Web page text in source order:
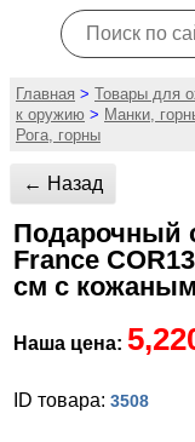
Главная > Товары для
к оружию > Манки,
Рога, горны
← Назад
Подарочный
France
см с
Наша цена:
ID товара: 3508